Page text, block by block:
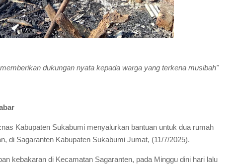
dukungan nyata kepada warga yang terkena musibah"
Kabupaten Sukabumi menyalurkan bantuan untuk dua rumah
di Sagaranten Kabupaten Sukabumi Jumat, (11/7/2025).
kebakaran di Kecamatan Sagaranten, pada Minggu dini hari lalu